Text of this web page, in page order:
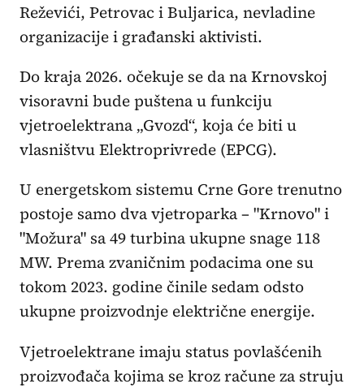
Reževići, Petrovac i Buljarica, nevladine
organizacije i građanski aktivisti.
Do kraja 2026. očekuje se da na Krnovskoj
visoravni bude puštena u funkciju
vjetroelektrana „Gvozd“, koja će biti u
vlasništvu Elektroprivrede (EPCG).
U energetskom sistemu Crne Gore trenutno
postoje samo dva vjetroparka – "Krnovo" i
"Možura" sa 49 turbina ukupne snage 118
MW. Prema zvaničnim podacima one su
tokom 2023. godine činile sedam odsto
ukupne proizvodnje električne energije.
Vjetroelektrane imaju status povlašćenih
proizvođača kojima se kroz račune za struju